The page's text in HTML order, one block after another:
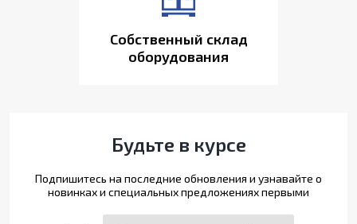
Собственный склад
оборудования
Будьте в курсе
Подпишитесь на последние обновления и узнавайте о
новинках и специальных предложениях первыми